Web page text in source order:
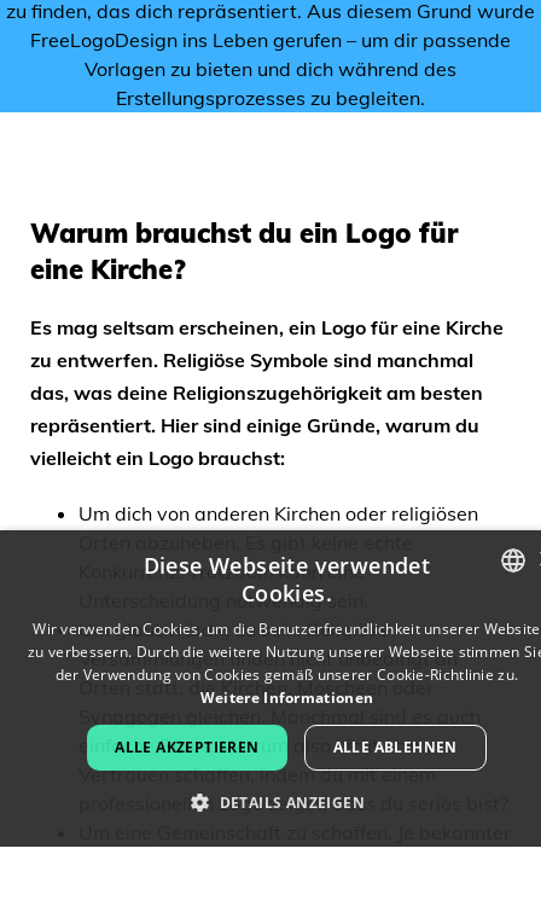
Warum brauchst du ein Logo für
eine Kirche?
Es mag seltsam erscheinen, ein Logo für eine Kirche
zu entwerfen. Religiöse Symbole sind manchmal
das, was deine Religionszugehörigkeit am besten
repräsentiert. Hier sind einige Gründe, warum du
vielleicht ein Logo brauchst:
Um dich von anderen Kirchen oder religiösen
Konkurrenz. Trotzdem kann eine
Unterscheidung notwendig sein.
Um glaubwürdig zu sein. Religiöse
Versammlungen finden nicht unbedingt an
Orten statt, die Kirchen, Moscheen oder
einfache Büros. Warum also nicht etwas
Vertrauen schaffen, indem du mit einem
professionellen Logo zeigst, dass du seriös bist?
ENGLISH
FRENCH
PORTUGUESE
Diese Webseite verwendet
Cookies.
Wir verwenden Cookies, um die Benutzerfreundlichkeit unserer Website
zu verbessern. Durch die weitere Nutzung unserer Webseite stimmen
der Verwendung von Cookies gemäß unserer Cookie-Richtlinie zu.
Weitere Informationen
ALLE AKZEPTIEREN ALLE ABLEHNEN
DETAILS ANZEIGEN